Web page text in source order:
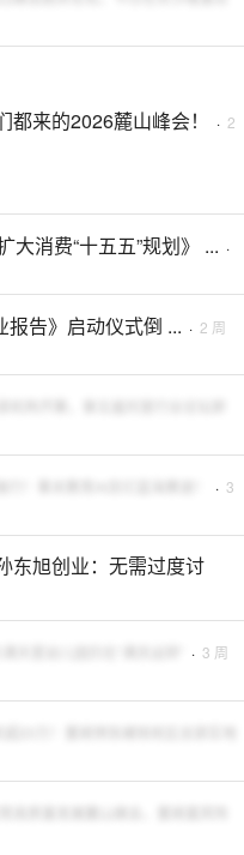
来的2026麓山峰会！ · 2
大消费“十五五”规划》 ... ·
报告》启动仪式倒 ... · 2 周
· 3
东旭创业：无需过度讨
· 3 周